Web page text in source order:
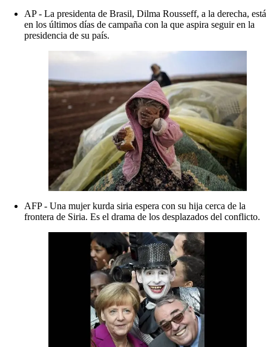
AP - La presidenta de Brasil, Dilma Rousseff, a la derecha, está
en los últimos días de campaña con la que aspira seguir en la
presidencia de su país.
AFP - Una mujer kurda siria espera con su hija cerca de la
frontera de Siria. Es el drama de los desplazados del conflicto.